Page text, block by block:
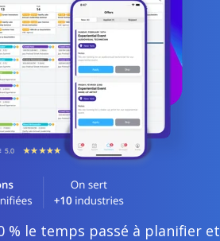
% le temps passé à planifier et